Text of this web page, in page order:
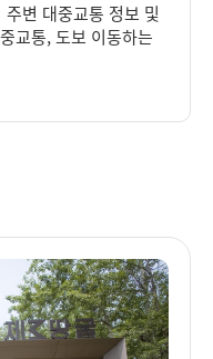
변 대중교통 정보 및
교통, 도보 이동하는